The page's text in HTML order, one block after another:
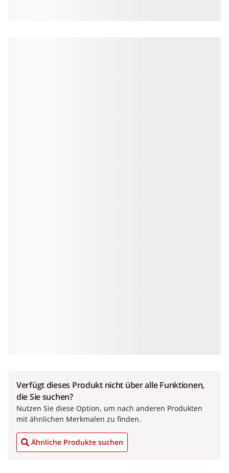
Verfügt dieses Produkt nicht über alle Funktionen,
die Sie suchen?
Nutzen Sie diese Option, um nach anderen Produkten
mit ähnlichen Merkmalen zu finden.
Ähnliche Produkte suchen